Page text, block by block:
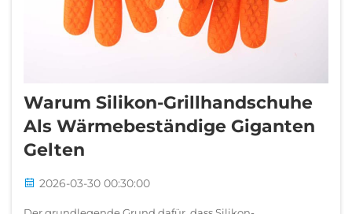
Warum Silikon-Grillhandschuhe
Als Wärmebeständige Giganten
Gelten
2026-03-30 00:30:00